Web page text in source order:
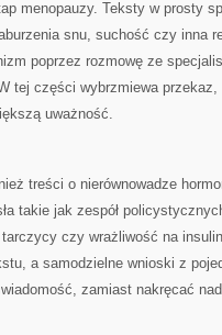
menopauzy. Teksty w prosty
snu, suchość czy inna
poprzez rozmowę ze
tej części wybrzmiewa przekaz,
uważność.
treści o nierównowadze
takie jak zespół
czy wrażliwość na
a samodzielne wnioski z
zamiast nakręcać